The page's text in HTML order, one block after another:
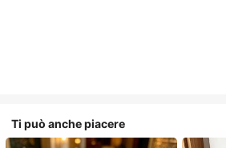
Ti può anche piacere